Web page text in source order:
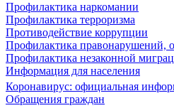
Профилактика наркомании
Профилактика терроризма
Противодействие коррупции
Профилактика правонарушений,
Профилактика незаконной
Информация для населения
Коронавирус: официальная
Обращения граждан